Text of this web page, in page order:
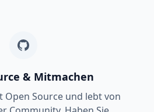
& Mitmachen
Open Source und lebt von